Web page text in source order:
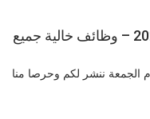
وظائف اهرام الجمعة 18 اكتوبر 2024 – وظائف خالية جميع
الجمعة ننشر لكم وحرصا منا